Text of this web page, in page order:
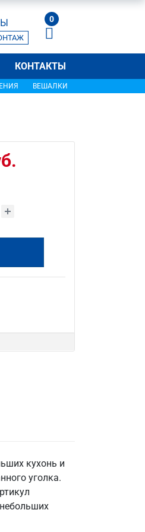
0
КОНТАКТЫ
ВЕШАЛКИ
кухонь и
уголка.